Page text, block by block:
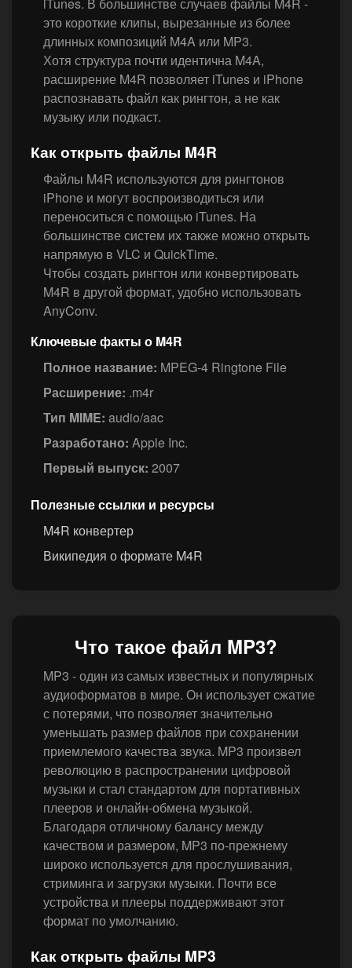
это короткие клипы, вырезанные из более
длинных композиций M4A или MP3.
Хотя структура почти идентична M4A,
расширение M4R позволяет iTunes и iPhone
распознавать файл как рингтон, а не как
музыку или подкаст.
Как открыть файлы M4R
Файлы M4R используются для рингтонов
iPhone и могут воспроизводиться или
переноситься с помощью iTunes. На
большинстве систем их также можно открыть
напрямую в VLC и QuickTime.
Чтобы создать рингтон или конвертировать
M4R в другой формат, удобно использовать
AnyConv.
Ключевые факты о M4R
Полное название: MPEG-4 Ringtone File
Расширение: .m4r
Тип MIME: audio/aac
Разработано: Apple Inc.
Первый выпуск: 2007
Полезные ссылки и ресурсы
M4R конвертер
Википедия о формате M4R
Что такое файл MP3?
MP3 - один из самых известных и популярных
аудиоформатов в мире. Он использует сжатие
с потерями, что позволяет значительно
уменьшать размер файлов при сохранении
приемлемого качества звука. MP3 произвел
революцию в распространении цифровой
музыки и стал стандартом для портативных
плееров и онлайн-обмена музыкой.
Благодаря отличному балансу между
качеством и размером, MP3 по-прежнему
широко используется для прослушивания,
стриминга и загрузки музыки. Почти все
устройства и плееры поддерживают этот
формат по умолчанию.
Как открыть файлы MP3